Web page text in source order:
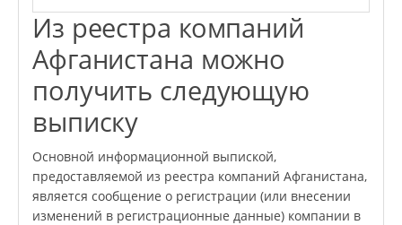
Из реестра компаний
Афганистана можно
получить следующую
выписку
Основной информационной выпиской,
предоставляемой из реестра компаний Афганистана,
является сообщение о регистрации (или внесении
изменений в регистрационные данные) компании в